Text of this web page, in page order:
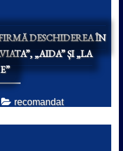
DESCHIDEREA ÎN
„AIDA” ȘI „LA
recomandat